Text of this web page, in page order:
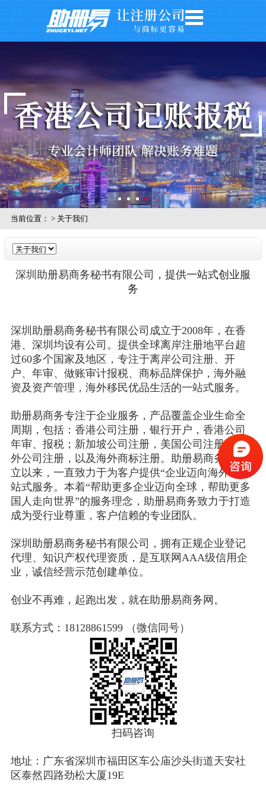
网站首页
记账报税
关于我们
公司风采
当前位置： > 关于我们
深圳助册易商务秘书有限公司 ，提供一站式创业服
务
深圳助册易商务秘书有限公司成立于2008年，在香
港、深圳均设有公司。提供全球离岸注册地平台超
过60多个国家及地区，专注于离岸公司注册、开
户、年审、做账审计报税、商标品牌保护，海外融
资及资产管理，海外移民优品生活的一站式服务。
助册易商务专注于企业服务，产品覆盖企业生命全
周期，包括：香港公司注册，银行开户，香港公司
年审、报税；新加坡公司注册，美国公司注册等海
外公司注册，以及海外商标注册。助册易商务自成
立以来，一直致力于为客户提供“企业迈向海外”的一
站式服务。本着“帮助更多企业迈向全球，帮助更多
国人走向世界”的服务理念，助册易商务致力于打造
成为受行业尊重，客户信赖的专业团队。
深圳助册易商务秘书有限公司，拥有正规企业登记
代理、知识产权代理资质，是互联网AAA级信用企
业，诚信经营示范创建单位。
创业不再难，起跑出发，就在助册易商务网。
联系方式：18128861599 （微信同号）
扫码咨询
地址：广东省深圳市福田区车公庙沙头街道天安社
区泰然四路劲松大厦19E